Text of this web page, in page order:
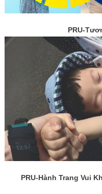
PRU-
PRU-Hành Trang Vui